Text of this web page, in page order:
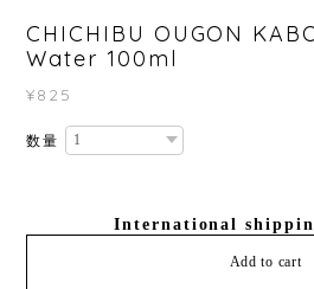
CHICHIBU OUGON
Water 100ml
¥825
数量
International
Add to cart